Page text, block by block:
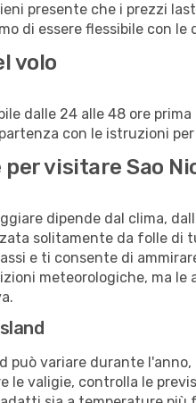
presente che i prezzi
di essere flessibile con le
volo
dalle 24 alle 48 ore
con le istruzioni
visitare Sao
dipende dal clima,
solitamente da folle di
e ti consente di
meteorologiche, ma
può variare durante
le valigie, controlla le